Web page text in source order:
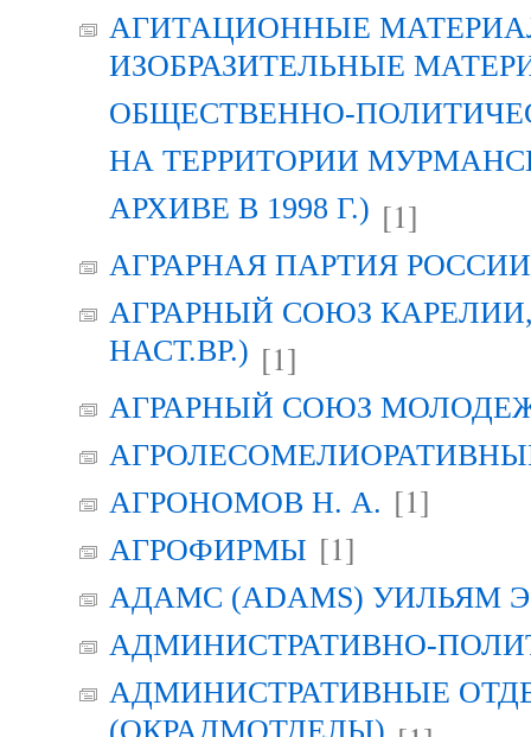
АГИТАЦИОННЫЕ
ИЗОБРАЗИТЕЛЬНЫЕ
ОБЩЕСТВЕННО-
НА ТЕРРИТОРИИ
АРХИВЕ В 1998 Г.) [1]
АГРАРНАЯ ПАРТИЯ РОССИИ
АГРАРНЫЙ СОЮЗ КАРЕЛИИ,
НАСТ.ВР.) [1]
АГРАРНЫЙ СОЮЗ
АГРОНОМОВ Н. А. [1]
АГРОФИРМЫ [1]
АДАМС (ADAMS) УИЛЬЯМ
АДМИНИСТРАТИВНО-
АДМИНИСТРАТИВНЫЕ